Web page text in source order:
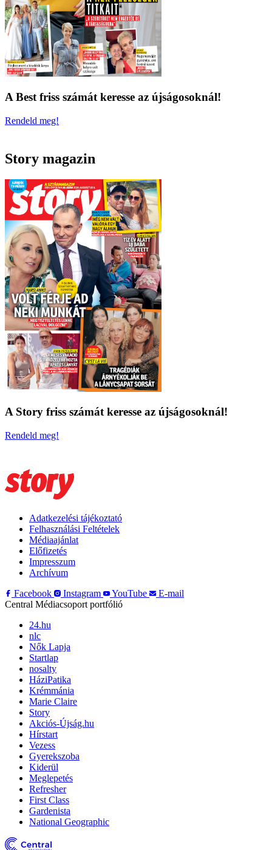
A Best friss számát keresse az újságosoknál!
Rendeld meg!
Story magazin
A Story friss számát keresse az újságosoknál!
Rendeld meg!
Adatkezelési tájékoztató
Felhasználási Feltételek
Médiaajánlat
Előfizetés
Impresszum
Archívum
Facebook
Instagram YouTube
E-mail
Central Médiacsoport portfólió
24.hu
nlc
Nők Lapja
Startlap
nosalty
HáziPatika
Krémmánia
Marie Claire
Story
Akciós-Újság.hu
Hírstart
Vezess
Gyerekszoba
Kiderül
Meglepetés
Refresher
First Class
Gardenista
National Geographic